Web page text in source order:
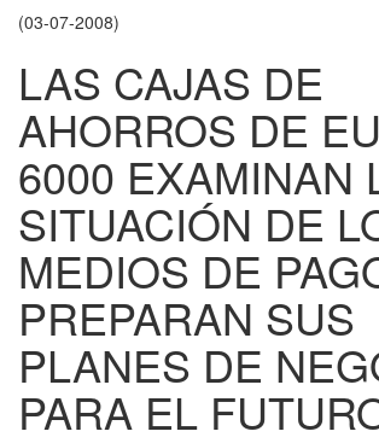
(03-07-2008)
LAS CAJAS DE
AHORROS DE
6000 EXAMINAN
SITUACIÓN DE
MEDIOS DE
PREPARAN SUS
PLANES DE
PARA EL